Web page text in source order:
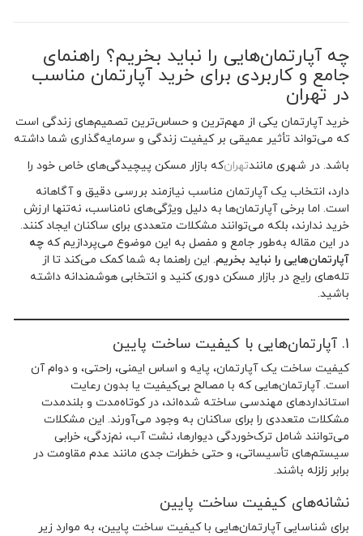
چه آپارتمان‌هایی را نباید بخریم؟ راهنمای
جامع و کاربردی برای خرید آپارتمان مناسب
در تهران
خرید آپارتمان یکی از مهم‌ترین و حساس‌ترین تصمیم‌های زندگی است
که می‌تواند تأثیر عمیقی بر کیفیت زندگی و سرمایه‌گذاری شما داشته
باشد. در شهری مانندتهرانکه بازار مسکن پیچیدگی‌های خاص خود را
دارد، انتخاب یک آپارتمان مناسب نیازمند بررسی دقیق و آگاهانه
است. اما برخی آپارتمان‌ها به دلیل ویژگی‌های نامناسب، نه‌تنها ارزش
خرید ندارند، بلکه می‌توانند مشکلات متعددی برای ساکنان ایجاد کنند.
در این مقاله به‌طور جامع و مفصل به این موضوع می‌پردازیم کهچه
آپارتمان‌هایی را نباید بخریم. این راهنما به شما کمک می‌کند تا از
تله‌های رایج در بازار مسکن دوری کنید و انتخابی هوشمندانه داشته
باشید.
کیفیت ساخت یک آپارتمان، پایه و اساس ایمنی، راحتی، و دوام آن
است. آپارتمان‌هایی که با مصالح بی‌کیفیت یا بدون رعایت
استانداردهای مهندسی ساخته شده‌اند، در کوتاه‌مدت و بلندمدت
مشکلات متعددی را برای ساکنان به وجود می‌آورند. این مشکلات
می‌توانند شامل ترک‌خوردگی دیوارها، نشت آب، نم‌زدگی، خرابی
سیستم‌های تأسیساتی، و حتی خطرات جدی مانند عدم مقاومت در
برابر زلزله باشند.
نشانه‌های کیفیت ساخت پایین
برای شناسایی آپارتمان‌هایی با کیفیت ساخت پایین، به موارد زیر